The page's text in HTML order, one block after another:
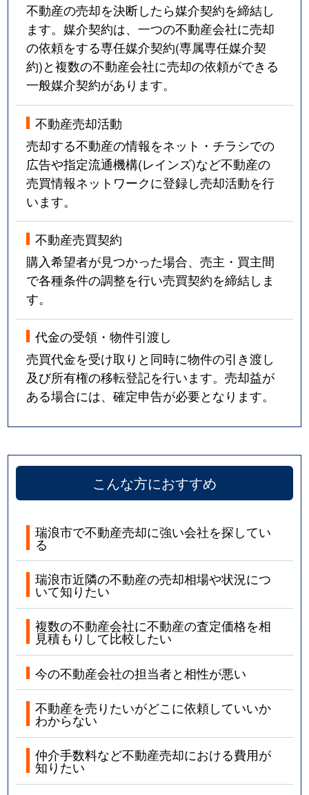
不動産の売却を決断したら媒介契約を締結し
ます。媒介契約は、一つの不動産会社に売却
の依頼をする専任媒介契約(専属専任媒介契
約)と複数の不動産会社に売却の依頼ができる
一般媒介契約があります。
不動産売却活動
売却する不動産の情報をネット・チラシでの
広告や指定流通機構(レインズ)など不動産の
売買情報ネットワークに登録し売却活動を行
います。
不動産売買契約
購入希望者が見つかった場合、売主・買主間
で各種条件の調整を行い売買契約を締結しま
す。
代金の受領・物件引渡し
売買代金を受け取りと同時に物件の引き渡し
及び所有権の移転登記を行います。売却益が
ある場合には、確定申告が必要となります。
こんな方におすすめ
瑞浪市で不動産売却に強い会社を探してい
る
瑞浪市近隣の不動産の売却相場や状況につ
いて知りたい
複数の不動産会社に不動産の査定価格を相
見積もりして比較したい
今の不動産会社の担当者と相性が悪い
不動産を売りたいがどこに依頼していいか
わからない
仲介手数料など不動産売却における費用が
知りたい